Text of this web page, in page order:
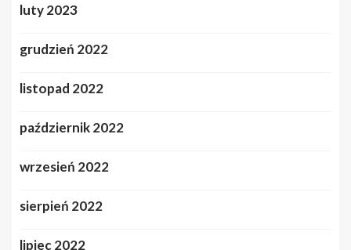
luty 2023
grudzień 2022
listopad 2022
październik 2022
wrzesień 2022
sierpień 2022
lipiec 2022